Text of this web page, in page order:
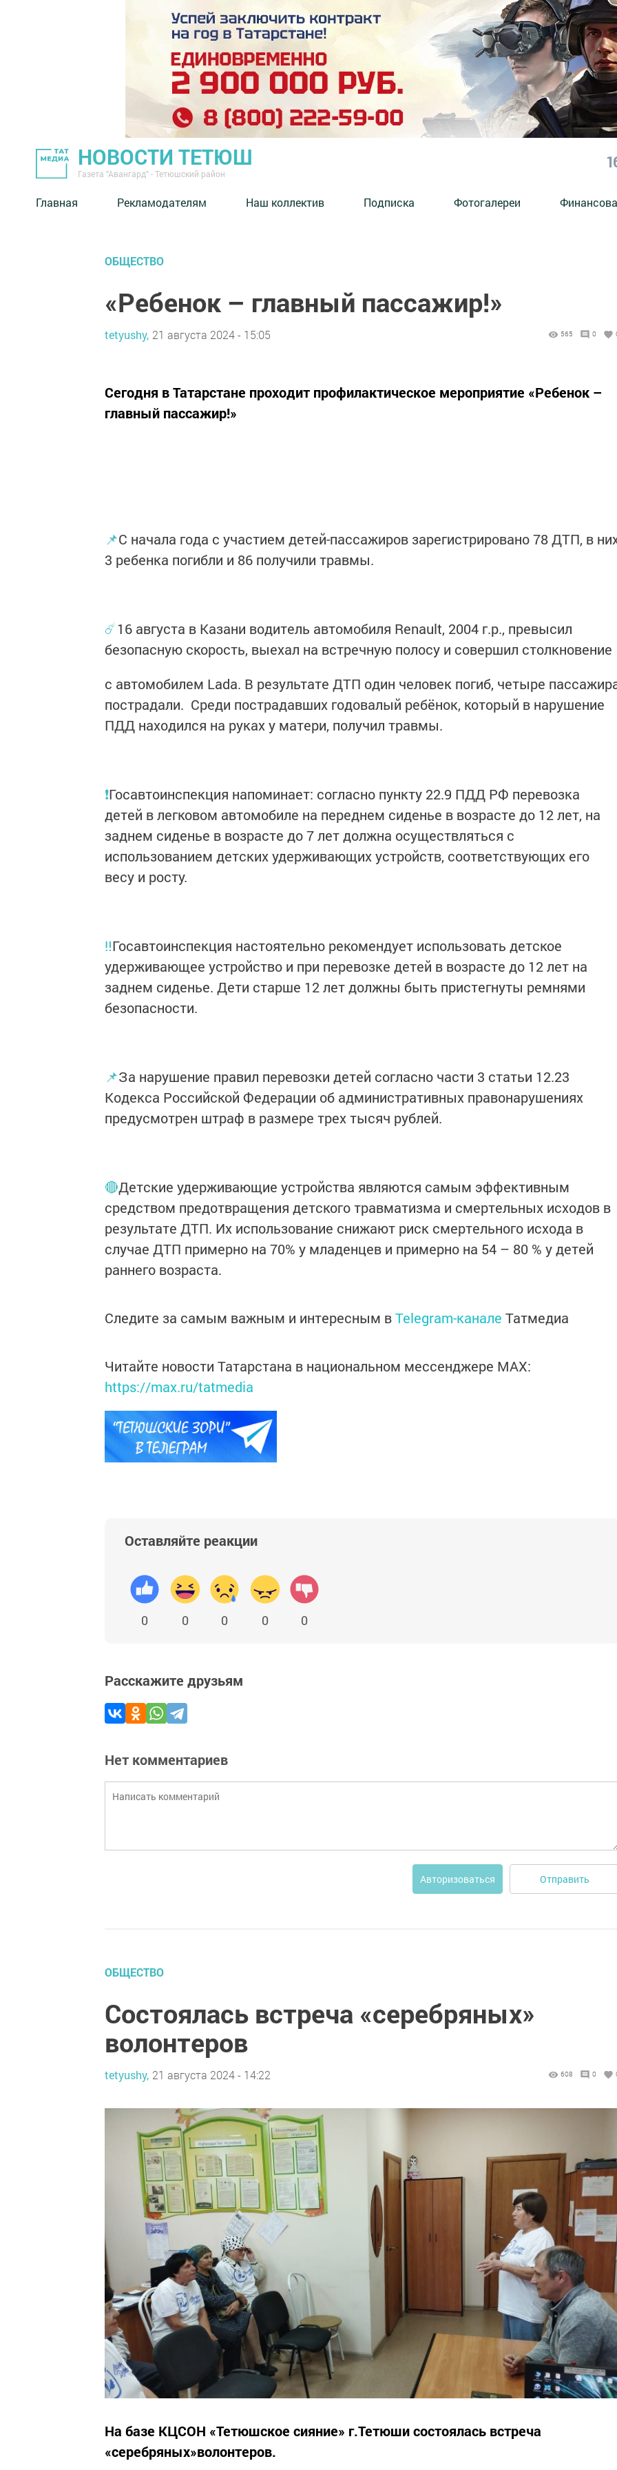
НОВОСТИ ТЕТЮШ
Газета "Авангард" - Тетюшский район
Главная Рекламодателям Наш коллектив Подписка Фотогалереи
ОБЩЕСТВО
«Ребенок – главный пассажир!»
tetyushy, 21 августа 2024 - 15:05 565 0
Сегодня в Татарстане проходит профилактическое мероприятие «Ребенок –
главный пассажир!»
📌С начала года с участием детей-пассажиров зарегистрировано 78 ДТП, в
3 ребенка погибли и 86 получили травмы.
☄️16 августа в Казани водитель автомобиля Renault, 2004 г.р., превысил
безопасную скорость, выехал на встречную полосу и совершил
с автомобилем Lada. В результате ДТП один человек погиб, четыре
пострадали. Среди пострадавших годовалый ребёнок, который в нарушение
ПДД находился на руках у матери, получил травмы.
❗️Госавтоинспекция напоминает: согласно пункту 22.9 ПДД РФ перевозка
детей в легковом автомобиле на переднем сиденье в возрасте до 12 лет, на
заднем сиденье в возрасте до 7 лет должна осуществляться с
использованием детских удерживающих устройств, соответствующих его
весу и росту.
‼️Госавтоинспекция настоятельно рекомендует использовать детское
удерживающее устройство и при перевозке детей в возрасте до 12 лет на
заднем сиденье. Дети старше 12 лет должны быть пристегнуты ремнями
безопасности.
📌За нарушение правил перевозки детей согласно части 3 статьи 12.23
Кодекса Российской Федерации об административных правонарушениях
предусмотрен штраф в размере трех тысяч рублей.
🔴Детские удерживающие устройства являются самым эффективным
средством предотвращения детского травматизма и смертельных исходов в
результате ДТП. Их использование снижают риск смертельного исхода в
случае ДТП примерно на 70% у младенцев и примерно на 54 – 80 % у детей
раннего возраста.
Следите за самым важным и интересным вTelegram-канале Татмедиа
Читайте новости Татарстана в национальном мессенджере MАХ:
https://max.ru/tatmedia
Оставляйте реакции
0 0 0 0 0
Расскажите друзьям
Нет комментариев
Авторизоваться Отправить
ОБЩЕСТВО
Состоялась встреча «серебряных»
волонтеров
tetyushy, 21 августа 2024 - 14:22 608 0
На базе КЦСОН «Тетюшское сияние» г.Тетюши состоялась встреча
«серебряных»волонтеров.